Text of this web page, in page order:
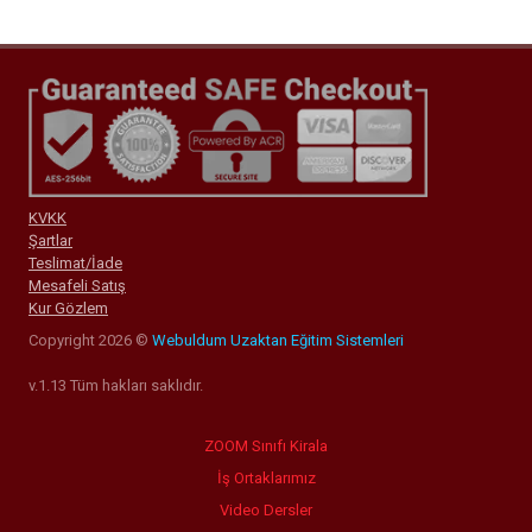
KVKK
Şartlar
Teslimat/İade
Mesafeli Satış
Kur Gözlem
Copyright 2026 © Webuldum Uzaktan Eğitim Sistemleri
v.1.13 Tüm hakları saklıdır.
ZOOM Sınıfı Kirala
İş Ortaklarımız
Video Dersler